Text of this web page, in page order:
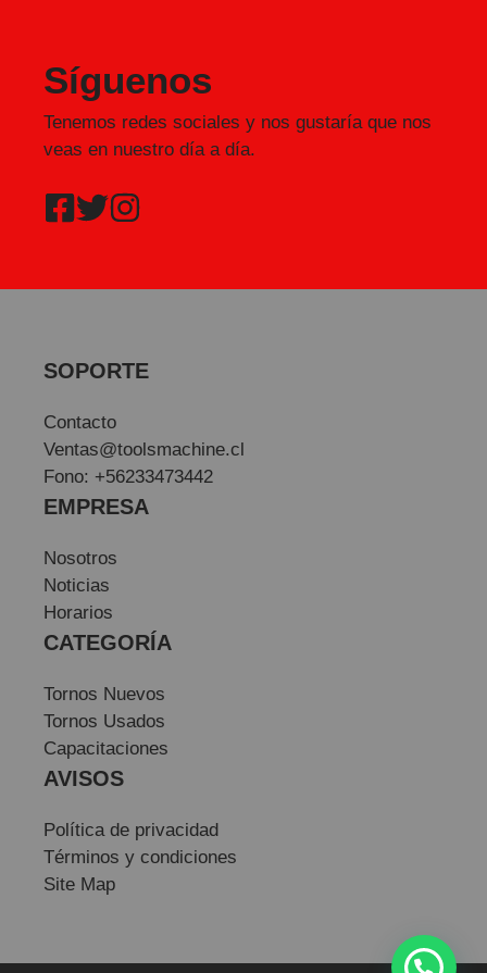
Síguenos
Tenemos redes sociales y nos gustaría que nos
veas en nuestro día a día.
SOPORTE
Contacto
Ventas@toolsmachine.cl
Fono: +56233473442
EMPRESA
Nosotros
Noticias
Horarios
CATEGORÍA
Tornos Nuevos
Tornos Usados
Capacitaciones
AVISOS
Política de privacidad
Términos y condiciones
Site Map